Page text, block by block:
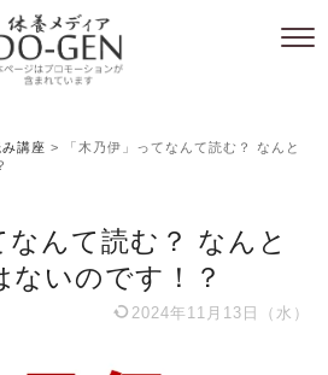
講座 >
「木乃伊」ってなんて読む？ なんと
なんて読む？ なんと
ないのです！？
2024年11月13日（水）